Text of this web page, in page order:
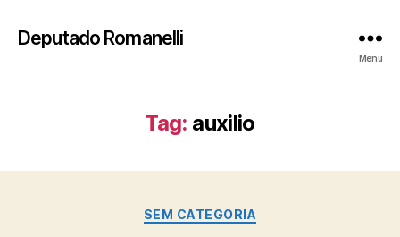
Deputado Romanelli
Menu
Tag: auxilio
Categorias
SEM CATEGORIA